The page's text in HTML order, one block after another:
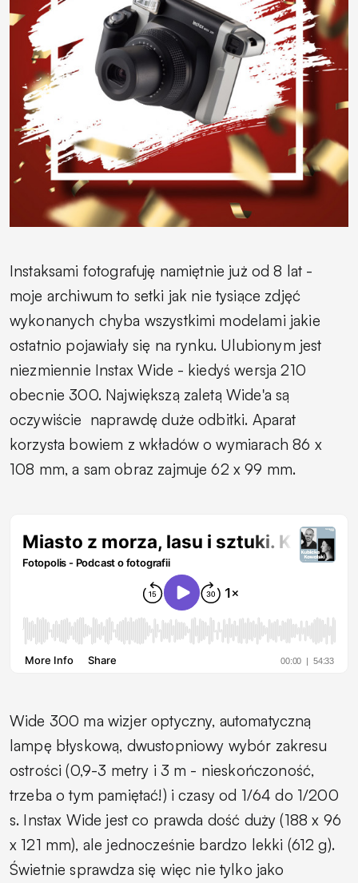
Instaksami fotografuję namiętnie już od 8 lat -
moje archiwum to setki jak nie tysiące zdjęć
wykonanych chyba wszystkimi modelami jakie
ostatnio pojawiały się na rynku. Ulubionym jest
niezmiennie Instax Wide - kiedyś wersja 210
obecnie 300. Największą zaletą Wide'a są
oczywiście naprawdę duże odbitki. Aparat
korzysta bowiem z wkładów o wymiarach 86 x
108 mm, a sam obraz zajmuje 62 x 99 mm.
Wide 300 ma wizjer optyczny, automatyczną
lampę błyskową, dwustopniowy wybór zakresu
ostrości (0,9-3 metry i 3 m - nieskończoność,
trzeba o tym pamiętać!) i czasy od 1/64 do 1/200
s. Instax Wide jest co prawda dość duży (188 x 96
x 121 mm), ale jednocześnie bardzo lekki (612 g).
Świetnie sprawdza się więc nie tylko jako